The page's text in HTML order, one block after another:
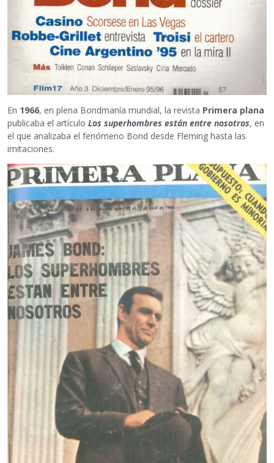
En 1966, en plena Bondmanía mundial, la revista Primera plana
publicaba el artículo Los superhombres están entre nosotros, en
el que analizaba el fenómeno Bond desde Fleming hasta las
imitaciones.